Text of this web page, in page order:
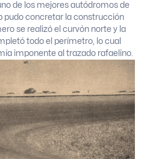
de los mejores autódromos de
pudo concretar la construcción
se realizó el curvón norte y la
todo el perímetro, lo cual
imponente al trazado rafaelino.